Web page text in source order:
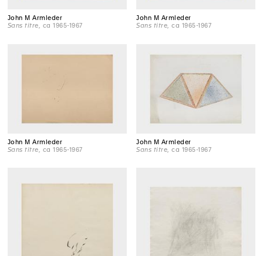
John M Armleder
Sans titre, ca 1965-1967
John M Armleder
Sans titre, ca 1965-1967
John M Armleder
Sans titre , ca 1965-1967
John M Armleder
Sans titre , ca 1965-1967